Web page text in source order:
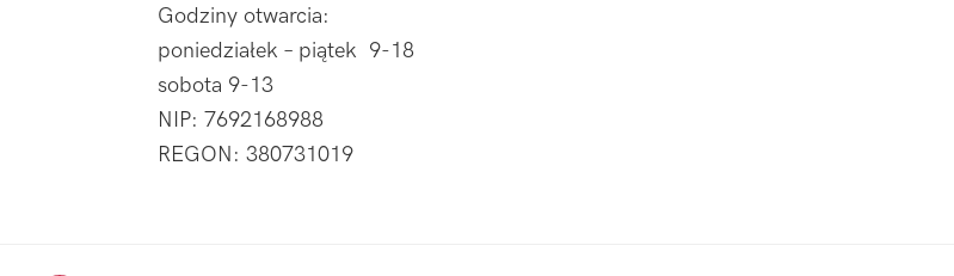
Godziny otwarcia:
poniedziałek – piątek 9-18
sobota 9-13
NIP: 7692168988
REGON: 380731019